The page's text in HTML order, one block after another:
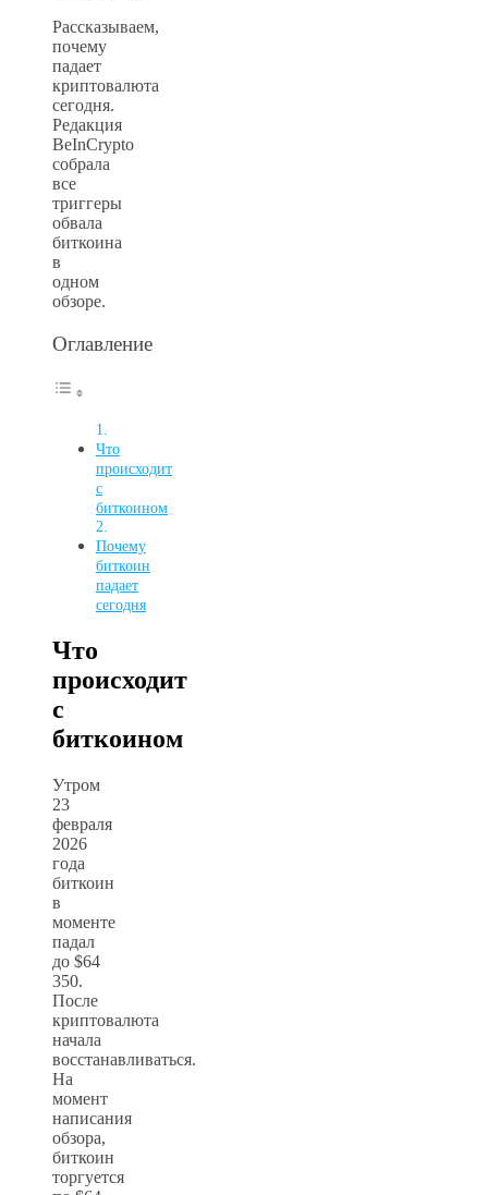
Рассказываем,
почему
падает
криптовалюта
сегодня.
Редакция
BeInCrypto
собрала
все
триггеры
обвала
биткоина
в
одном
обзоре.
Оглавление
Что
происходит
с
биткоином
Почему
биткоин
падает
сегодня
Что
происходит
с
биткоином
Утром
23
февраля
2026
года
биткоин
в
моменте
падал
до $64
350.
После
криптовалюта
начала
восстанавливаться.
На
момент
написания
обзора,
биткоин
торгуется